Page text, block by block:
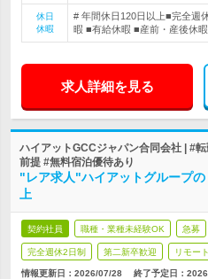
休日
休暇
# 年間休日120日以上■完全週
暇 ■有給休暇 ■産前・産後休
求人詳細を見る
ハイアットGCCジャパン合同会社 | #
前提 #無料宿泊優待あり
"レア求人"ハイアットグループ
上
契約社員 職種・業種未経験OK 急募
完全週休2日制 第二新卒歓迎 リモー
情報更新日：2026/07/28 終了予定日：